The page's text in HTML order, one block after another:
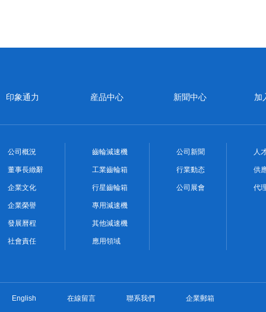
加
新聞中心
産品中心
印象通力
人
供
代
公司新聞
行業動态
公司展會
齒輪減速機
工業齒輪箱
行星齒輪箱
專用減速機
其他減速機
應用領域
公司概況
董事長緻辭
企業文化
企業榮譽
發展曆程
社會責任
English 在線留言 聯系我們 企業郵箱